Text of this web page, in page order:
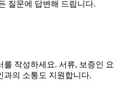
질문에 답변해 드립니다.
작성하세요. 서류, 보증인 요
과의 소통도 지원합니다.